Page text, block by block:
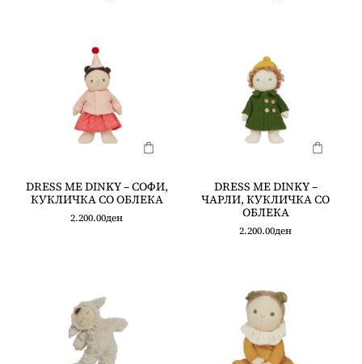
DRESS ME DINKY – СОФИ,
КУКЛИЧКА СО ОБЛЕКА
2.200.00ден
DRESS ME DINKY –
ЧАРЛИ, КУКЛИЧКА СО
ОБЛЕКА
2.200.00ден